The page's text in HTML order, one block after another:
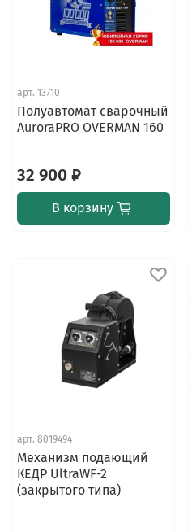
арт. 13710
Полуавтомат сварочный
AuroraPRO OVERMAN 160
32 900 ₽
В корзину
арт. 8019494
Механизм подающий
КЕДР UltraWF-2
(закрытого типа)